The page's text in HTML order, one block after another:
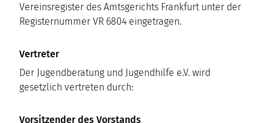
Vereinsregister des Amtsgerichts Frankfurt unter der
Registernummer VR 6804 eingetragen.
Vertreter
Der Jugendberatung und Jugendhilfe e.V. wird
gesetzlich vertreten durch:
Vorsitzender des Vorstands